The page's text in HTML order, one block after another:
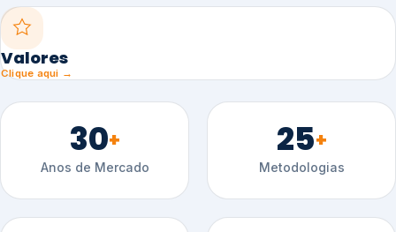
Valores
Clique aqui →
30+
Anos de Mercado
25+
Metodologias